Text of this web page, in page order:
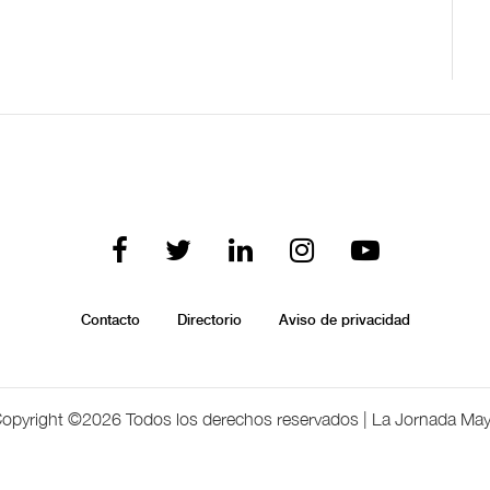
Contacto Directorio Aviso de privacidad
©2026 Todos los derechos reservados | La Jornada